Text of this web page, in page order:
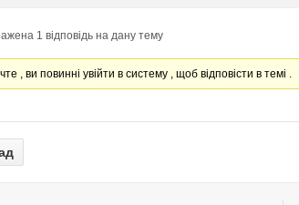
1 відповідь на дану тему
, ви повинні увійти в систему , щоб відповісти в темі .